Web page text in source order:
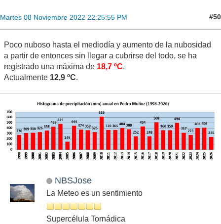
Martes 08 Noviembre 2022 22:25:55 PM #50
Poco nuboso hasta el mediodía y aumento de la nubosidad
a partir de entonces sin llegar a cubrirse del todo, se ha
registrado una máxima de 18,7 ºC.
Actualmente 12,9 ºC.
NBSJose
La Meteo es un sentimiento
Supercélula Tornádica